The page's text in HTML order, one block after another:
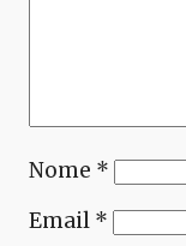
Nome *
Email *